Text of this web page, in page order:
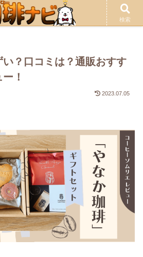
告が含まれます。 広告について
？口コミは？通販おすす
！
2023.07.05
検索